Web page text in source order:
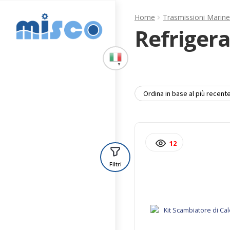
alla
navigazione
al
contenuto
▼
Home Trasmissioni
Filtri
12